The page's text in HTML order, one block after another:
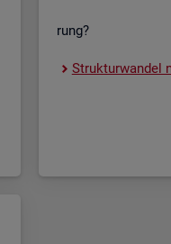
rung?
Struk­tur­wan­del